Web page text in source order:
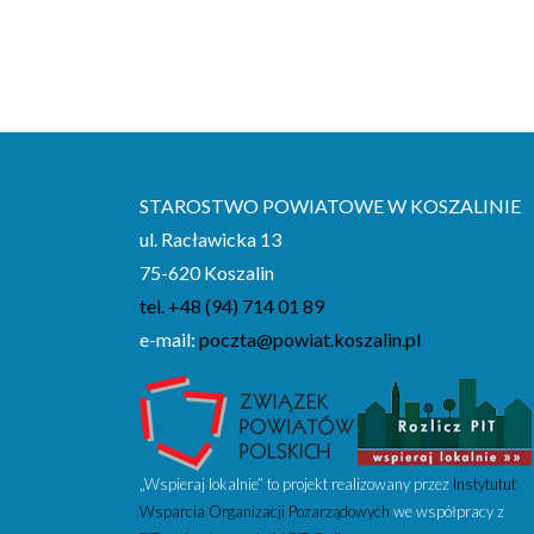
STAROSTWO POWIATOWE W KOSZALINIE
ul. Racławicka 13
75-620 Koszalin
tel. +48 (94) 714 01 89
e-mail: poczta@powiat.koszalin.pl
„Wspieraj lokalnie” to projekt realizowany przez Instytutut
Wsparcia Organizacji Pozarządowych we współpracy z